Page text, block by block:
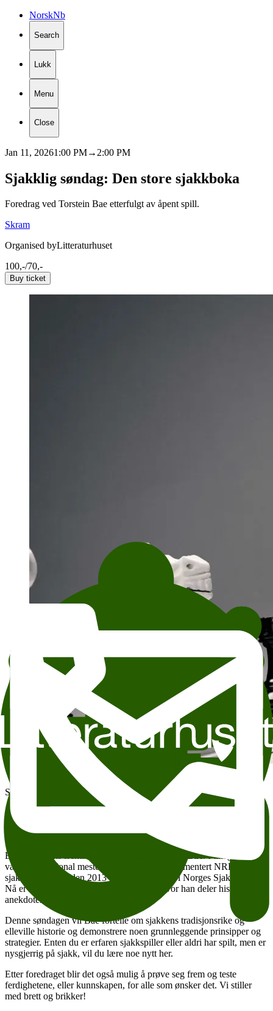
NorskNb
Search
Lukk
Menu
Close
Jan 11, 20261:00 PM→ 2:00 PM
Sjakklig søndag: Den store sjakkboka
Foredrag ved Torstein Bae etterfulgt av åpent spill.
Skram
Organised byLitteraturhuset
100,-/70,-
Buy ticket
Foto: Fredrik Arff
Saklig søndag får en sjakk-vri!
Det siste tiåret har sjakk gått fra å være et smalt brettspill for spesielt
interesserte til å bli allemannseie, og hører nå like mye hjemme i
norske stuer i vinterstid som skisport og marsipan.
En av sportens fremste læremestre, er
Torstein Bae. I tillegg til å
være internasjonal mester i sjakk, har han kommentert NRKs
sjakksendinger siden 2013 og vært president i Norges Sjakkforbund.
Nå er han ute med
, hvor han deler historier og
anekdoter fra sjakkens verden.
Denne søndagen vil Bae fortelle om sjakkens tradisjonsrike og
elleville historie og demonstrere noen grunnleggende prinsipper og
strategier. Enten du er erfaren sjakkspiller eller aldri har spilt, men er
nysgjerrig på sjakk, vil du lære noe nytt her.
Etter foredraget blir det også mulig å prøve seg frem og teste
ferdighetene, eller kunnskapen, for alle som ønsker det. Vi stiller
med brett og brikker!